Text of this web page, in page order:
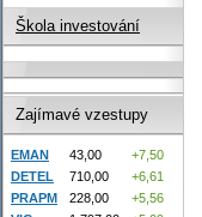
Škola investování
Zajímavé vzestupy
EMAN 43,00
+7,50
DETEL
710,00
+6,61
PRAPM
228,00
+5,56